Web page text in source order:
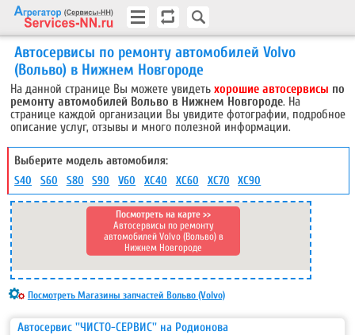
Автосервисы по ремонту автомобилей Volvo
(Вольво) в Нижнем Новгороде
На данной странице Вы можете увидетьхорошие автосервисы по
ремонту автомобилей Вольво в Нижнем Новгороде. На
странице каждой организации Вы увидите фотографии, подробное
описание услуг, отзывы и много полезной информации.
Посмотреть на карте >>
Автосервисы по ремонту
автомобилей Volvo (Вольво) в
Нижнем Новгороде
Автосервис ''ЧИСТО-СЕРВИС'' на Родионова
Выберите модель автомобиля:
S40 S60 S80 S90 V60 XC40 XC60 XC70 XC90
Посмотреть Магазины запчастей Вольво (Volvo)